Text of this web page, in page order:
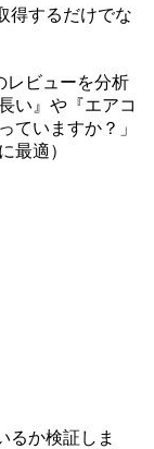
得するだけでな
レビューを分析
い』や『エアコ
ていますか？」
最適）
るか検証しま